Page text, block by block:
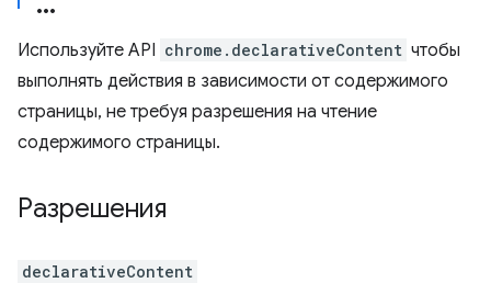
Используйте API chrome.declarativeContent чтобы
выполнять действия в зависимости от содержимого
страницы, не требуя разрешения на чтение
содержимого страницы.
Разрешения
declarativeContent